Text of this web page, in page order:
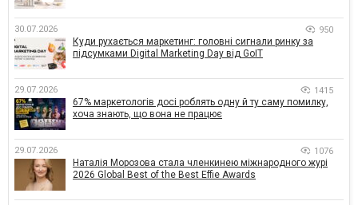
30.07.2026 950
Куди рухається маркетинг: головні сигнали ринку за
підсумками Digital Marketing Day від GoIT
29.07.2026 1415
67% маркетологів досі роблять одну й ту саму помилку,
хоча знають, що вона не працює
29.07.2026 1076
Наталія Морозова стала членкинею міжнародного журі
2026 Global Best of the Best Effie Awards